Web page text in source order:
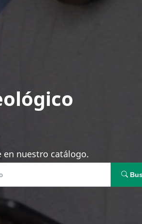
en nuestro catálogo.